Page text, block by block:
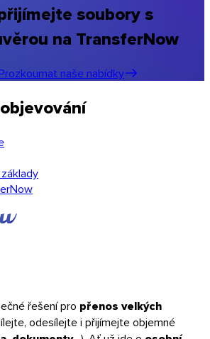
soubory s
na TransferNow
Prozkoumat naše nabídky
řešení pro přenos velkých
odesílejte i přijímejte objemné